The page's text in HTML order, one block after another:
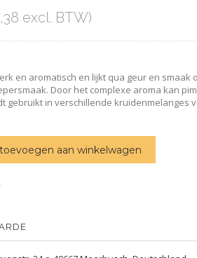
excl. BTW)
en aromatisch en lijkt qua geur en
Door het complexe aroma kan
gebruikt in verschillende
toevoegen aan winkelwagen